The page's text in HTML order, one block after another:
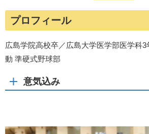
プロフィール
広島学院高校卒／広島大学医学部医学科
動 準硬式野球部
意気込み